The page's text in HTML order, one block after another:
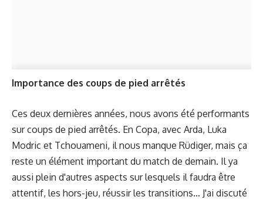
Importance des coups de pied arrêtés
Ces deux dernières années, nous avons été performants
sur coups de pied arrêtés. En Copa, avec Arda, Luka
Modric et Tchouameni, il nous manque Rüdiger, mais ça
reste un élément important du match de demain. Il ya
aussi plein d'autres aspects sur lesquels il faudra être
attentif, les hors-jeu, réussir les transitions… J'ai discuté